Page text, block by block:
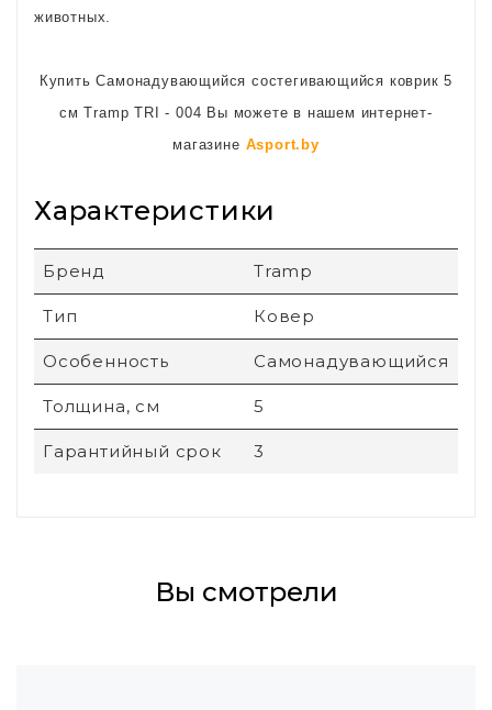
животных.
Купить Самонадувающийся состегивающийся коврик 5
см Tramp TRI - 004 Вы можете в нашем интернет-
магазине Asport.by
Характеристики
Бренд Tramp
Тип Ковер
Особенность Самонадувающийся
Толщина, см 5
Гарантийный срок 3
Вы смотрели